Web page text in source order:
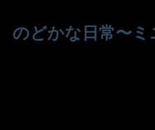
のどかな日常〜